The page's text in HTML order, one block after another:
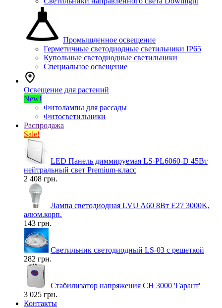
Промышленное освещение
Герметичные светодиодные светильники IP65
Купольные светодиодные светильники
Специальное освещение
Освещение для растений
New!
Фитолампы для рассады
Фитосветильники
Распродажа
Sale!
LED Панель диммируемая LS-PL6060-D 45Вт
нейтральный свет Premium-класс
2 408 грн.
Лампа светодиодная LVU A60 8Вт E27 3000K,
алюм.корп.
143 грн.
Светильник светодиодный LS-03 с решеткой
282 грн.
Стабилизатор напряжения СН 3000 'Гарант'
3 025 грн.
Контакты